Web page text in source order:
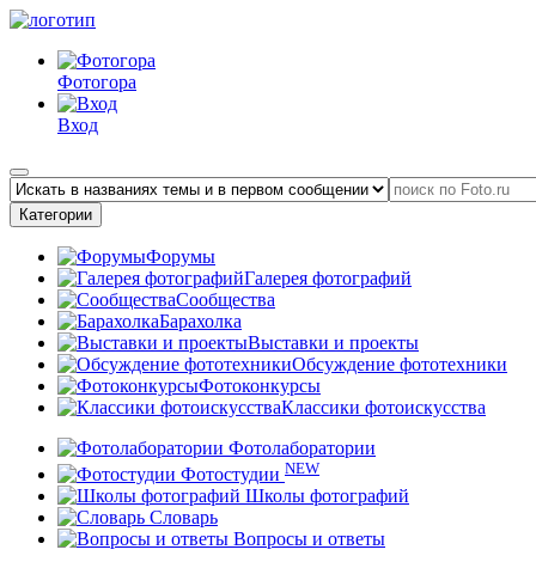
Фотогора
Вход
Категории
Форумы
Галерея фотографий
Сообщества
Барахолка
Выставки и проекты
Обсуждение фототехники
Фотоконкурсы
Классики фотоискусства
Фотолаборатории
Фотостудии NEW
Школы фотографий
Словарь
Вопросы и ответы